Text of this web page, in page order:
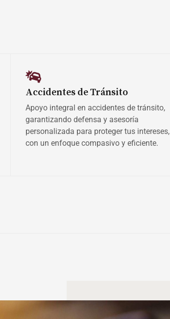
Accidentes de Tránsito
Apoyo integral en accidentes de tránsito,
garantizando defensa y asesoría
personalizada para proteger tus intereses,
con un enfoque compasivo y eficiente.